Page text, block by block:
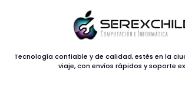
Tecnología confiable y de calidad, estés en la
viaje, con envíos rápidos y soporte